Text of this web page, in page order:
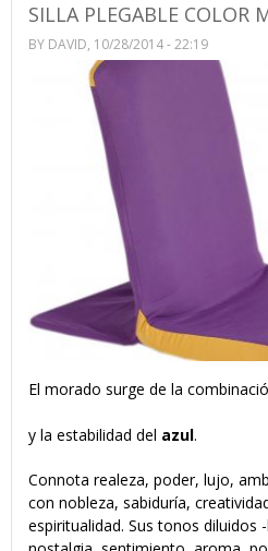
SILLA PLEGABLE COLOR
BY DAVID, 10/28/2014 - 22:19
El morado surge de la
y la estabilidad del azul.
Connota realeza, poder, lujo,
con nobleza, sabiduría,
espiritualidad. Sus tonos diluidos